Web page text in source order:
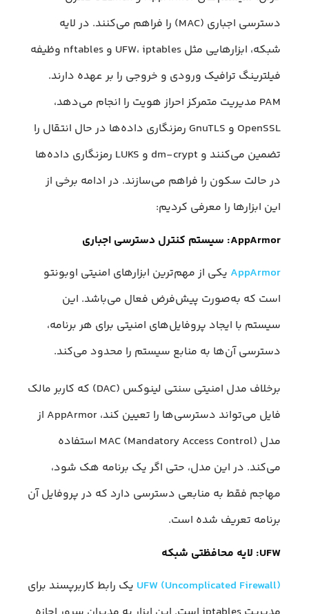
دسترسی اجباری (MAC) را فراهم می‌کنند. در لایه
شبکه، ابزارهایی مثل UFW، iptables و nftables وظیفه
فیلترینگ ترافیک ورودی و خروجی را بر عهده دارند.
PAM مدیریت متمرکز احراز هویت را انجام می‌دهد،
OpenSSL و GnuTLS رمزنگاری داده‌ها در حال انتقال را
تضمین می‌کنند و dm-crypt و LUKS رمزنگاری داده‌ها
در حالت سکون را فراهم می‌سازند. در ادامه برخی از
این ابزارها را معرفی کردیم:
AppArmor: سیستم کنترل دسترسی اجباری
AppArmor یکی از مهم‌ترین ابزارهای امنیتی اوبونتو
است که به‌صورت پیش‌فرض فعال می‌باشد. این
سیستم با ایجاد پروفایل‌های امنیتی برای هر برنامه،
دسترسی آن‌ها به منابع سیستم را محدود می‌کند.
برخلاف مدل امنیتی سنتی لینوکس (DAC) که کاربر مالک
فایل می‌تواند دسترسی‌ها را تعیین کند، AppArmor از
مدل MAC (Mandatory Access Control) استفاده
می‌کند. در این مدل، حتی اگر یک برنامه هک شود،
مهاجم فقط به منابعی دسترسی دارد که در پروفایل آن
برنامه تعریف شده است.
UFW: لایه محافظتی شبکه
UFW (Uncomplicated Firewall) یک رابط کاربرپسند برای